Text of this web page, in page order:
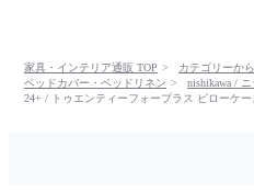
家具・インテリア通販 TOP カテゴリーか
ベッドカバー・ベッドリネン
nishikawa /
24+ / トゥエンティーフォープラス ピローケー